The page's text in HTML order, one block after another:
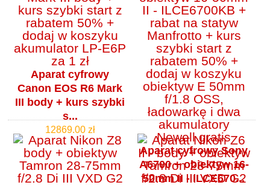
Aparat cyfrowy
Canon EOS R6 Mark
III body + kurs szybki
s...
12869.00 zł
Aparat cyfrowy Sony
A6700 + obiektyw 16-
50mm II - ILCE670...